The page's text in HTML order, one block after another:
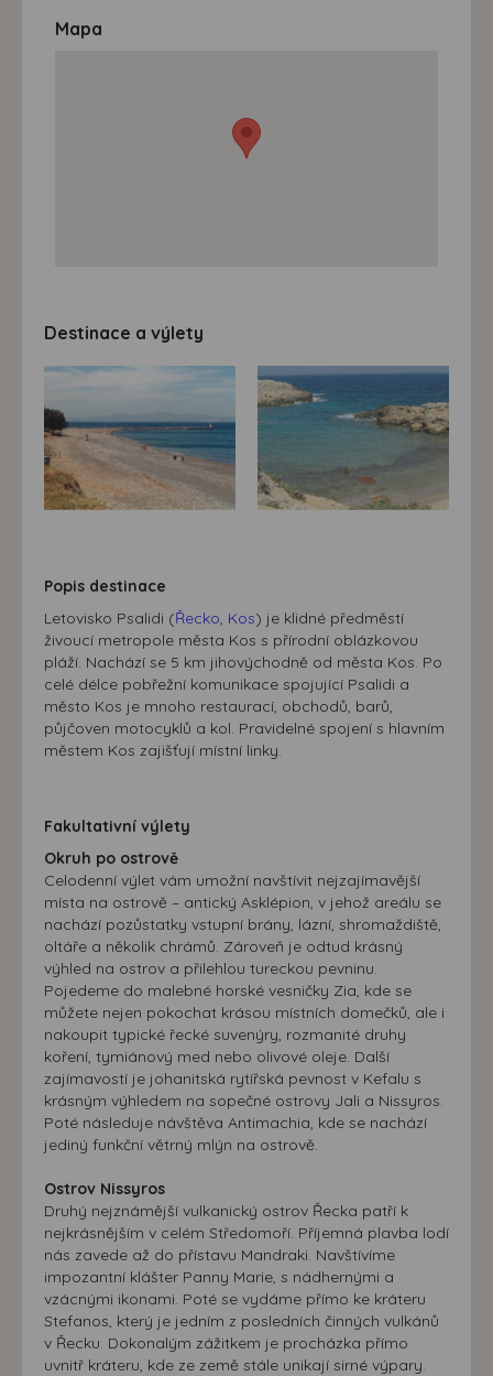
Mapa
Destinace a výlety
Popis destinace
Letovisko Psalidi (Řecko, Kos) je klidné předměstí
živoucí metropole města Kos s přírodní oblázkovou
pláží. Nachází se 5 km jihovýchodně od města Kos. Po
celé délce pobřežní komunikace spojující Psalidi a
město Kos je mnoho restaurací, obchodů, barů,
půjčoven motocyklů a kol. Pravidelné spojení s hlavním
městem Kos zajišťují místní linky.
Fakultativní výlety
Okruh po ostrově
Celodenní výlet vám umožní navštívit nejzajímavější
místa na ostrově – antický Asklépion, v jehož areálu se
nachází pozůstatky vstupní brány, lázní, shromaždiště,
oltáře a několik chrámů. Zároveň je odtud krásný
výhled na ostrov a přilehlou tureckou pevninu.
Pojedeme do malebné horské vesničky Zia, kde se
můžete nejen pokochat krásou místních domečků, ale i
nakoupit typické řecké suvenýry, rozmanité druhy
koření, tymiánový med nebo olivové oleje. Další
zajímavostí je johanitská rytířská pevnost v Kefalu s
krásným výhledem na sopečné ostrovy Jali a Nissyros.
Poté následuje návštěva Antimachia, kde se nachází
jediný funkční větrný mlýn na ostrově.
Ostrov Nissyros
Druhý nejznámější vulkanický ostrov Řecka patří k
nejkrásnějším v celém Středomoří. Příjemná plavba lodí
nás zavede až do přístavu Mandraki. Navštívíme
impozantní klášter Panny Marie, s nádhernými a
vzácnými ikonami. Poté se vydáme přímo ke kráteru
Stefanos, který je jedním z posledních činných vulkánů
v Řecku. Dokonalým zážitkem je procházka přímo
uvnitř kráteru, kde ze země stále unikají sirné výpary.